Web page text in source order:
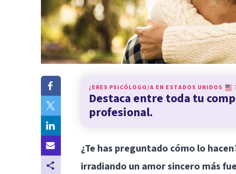
¿ERES PSICÓLOGO/A EN ESTADOS UNIDOS
Destaca entre toda tu
profesional.
¿Te has preguntado cómo lo
irradiando un amor sincero más